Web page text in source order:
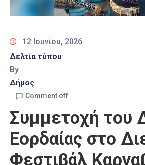
12 Ιουνίου, 2026
Δελτία τύπου
By
Δήμος
Comment off
Συμμετοχή του
Εορδαίας στο
Φεστιβάλ